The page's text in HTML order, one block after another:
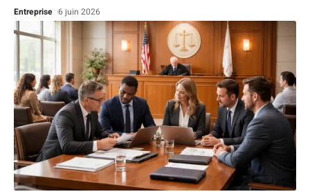
Entreprise 6 juin 2026